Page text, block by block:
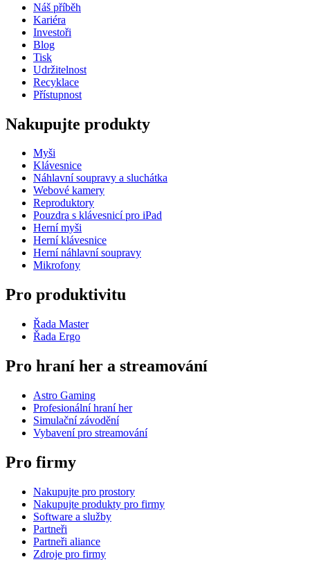
Náš příběh
Kariéra
Investoři
Blog
Tisk
Udržitelnost
Recyklace
Přístupnost
Nakupujte produkty
Myši
Klávesnice
Náhlavní soupravy a sluchátka
Webové kamery
Reproduktory
Pouzdra s klávesnicí pro iPad
Herní myši
Herní klávesnice
Herní náhlavní soupravy
Mikrofony
Pro produktivitu
Řada Master
Řada Ergo
Pro hraní her a streamování
Astro Gaming
Profesionální hraní her
Simulační závodění
Vybavení pro streamování
Pro firmy
Nakupujte pro prostory
Nakupujte produkty pro firmy
Software a služby
Partneři
Partneři aliance
Zdroje pro firmy